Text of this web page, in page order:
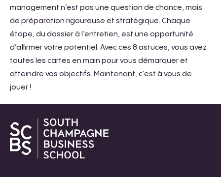
management n’est pas une question de chance, mais
de préparation rigoureuse et stratégique. Chaque
étape, du dossier à l’entretien, est une opportunité
d’affirmer votre potentiel. Avec ces 8 astuces, vous avez
toutes les cartes en main pour vous démarquer et
atteindre vos objectifs. Maintenant, c’est à vous de
jouer !